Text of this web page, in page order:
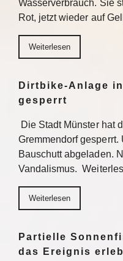
Wasserverbrauch. Sie
Rot, jetzt wieder auf
Weiterlesen
Dirtbike-Anlage
gesperrt
Die Stadt Münster hat
Gremmendorf
Bauschutt abgeladen.
Vandalismus.
Weiterlesen
Partielle
das Ereignis